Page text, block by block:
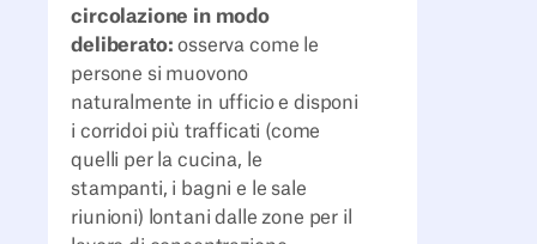
circolazione in modo
deliberato: osserva come le
persone si muovono
naturalmente in ufficio e disponi
i corridoi più trafficati (come
quelli per la cucina, le
stampanti, i bagni e le sale
riunioni) lontani dalle zone per il